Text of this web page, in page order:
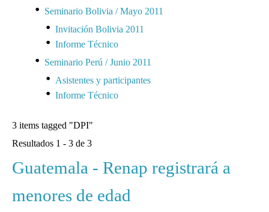
Seminario Bolivia / Mayo 2011
Invitación Bolivia 2011
Informe Técnico
Seminario Perú / Junio 2011
Asistentes y participantes
Informe Técnico
3 items tagged "DPI"
Resultados 1 - 3 de 3
Guatemala - Renap registrará a
menores de edad